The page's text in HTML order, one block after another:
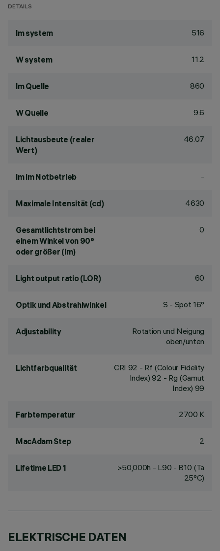
DETAILS
lm system 516
W system 11.2
lm Quelle 860
W Quelle 9.6
Lichtausbeute (realer
Wert)
46.07
lm im Notbetrieb -
Maximale Intensität (cd) 4630
Gesamtlichtstrom bei
einem Winkel von 90°
oder größer (lm)
0
Light output ratio (LOR) 60
Optik und Abstrahlwinkel S - Spot 16°
Adjustability
Rotation und Neigung
oben/unten
Lichtfarbqualität CRI 92 - Rf (Colour Fidelity
Index) 92 - Rg (Gamut
Index) 99
Farbtemperatur 2700 K
MacAdam Step 2
Lifetime LED 1
>50,000h - L90 - B10 (Ta
25°C)
ELEKTRISCHE DATEN